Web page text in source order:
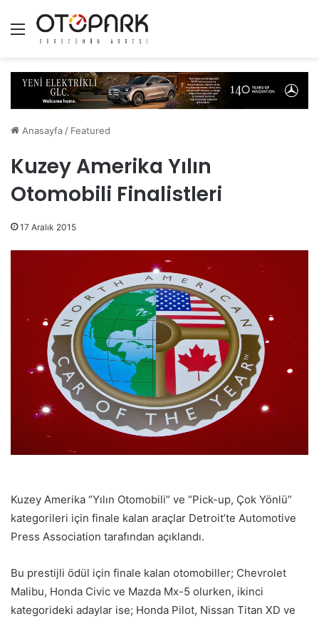
Menü
Anasayfa / Featured
Kuzey Amerika Yılın
Otomobili Finalistleri
17 Aralık 2015
Kuzey Amerika “Yılın Otomobili” ve “Pick-up, Çok Yönlü”
kategorileri için finale kalan araçlar Detroit’te Automotive
Press Association tarafından açıklandı.
Bu prestijli ödül için finale kalan otomobiller; Chevrolet
Malibu, Honda Civic ve Mazda Mx-5 olurken, ikinci
kategorideki adaylar ise; Honda Pilot, Nissan Titan XD ve